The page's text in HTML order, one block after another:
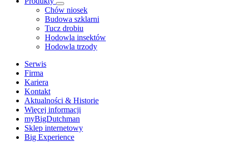
Chów niosek
Budowa szklarni
Tucz drobiu
Hodowla insektów
Hodowla trzody
Serwis
Firma
Kariera
Kontakt
Aktualności & Historie
Więcej informacji
myBigDutchman
Sklep internetowy
Big Experience